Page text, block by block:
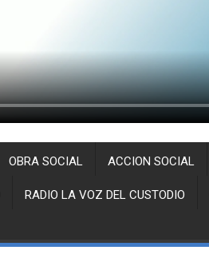
OBRA SOCIAL ACCION SOCIAL
RADIO LA VOZ DEL CUSTODIO